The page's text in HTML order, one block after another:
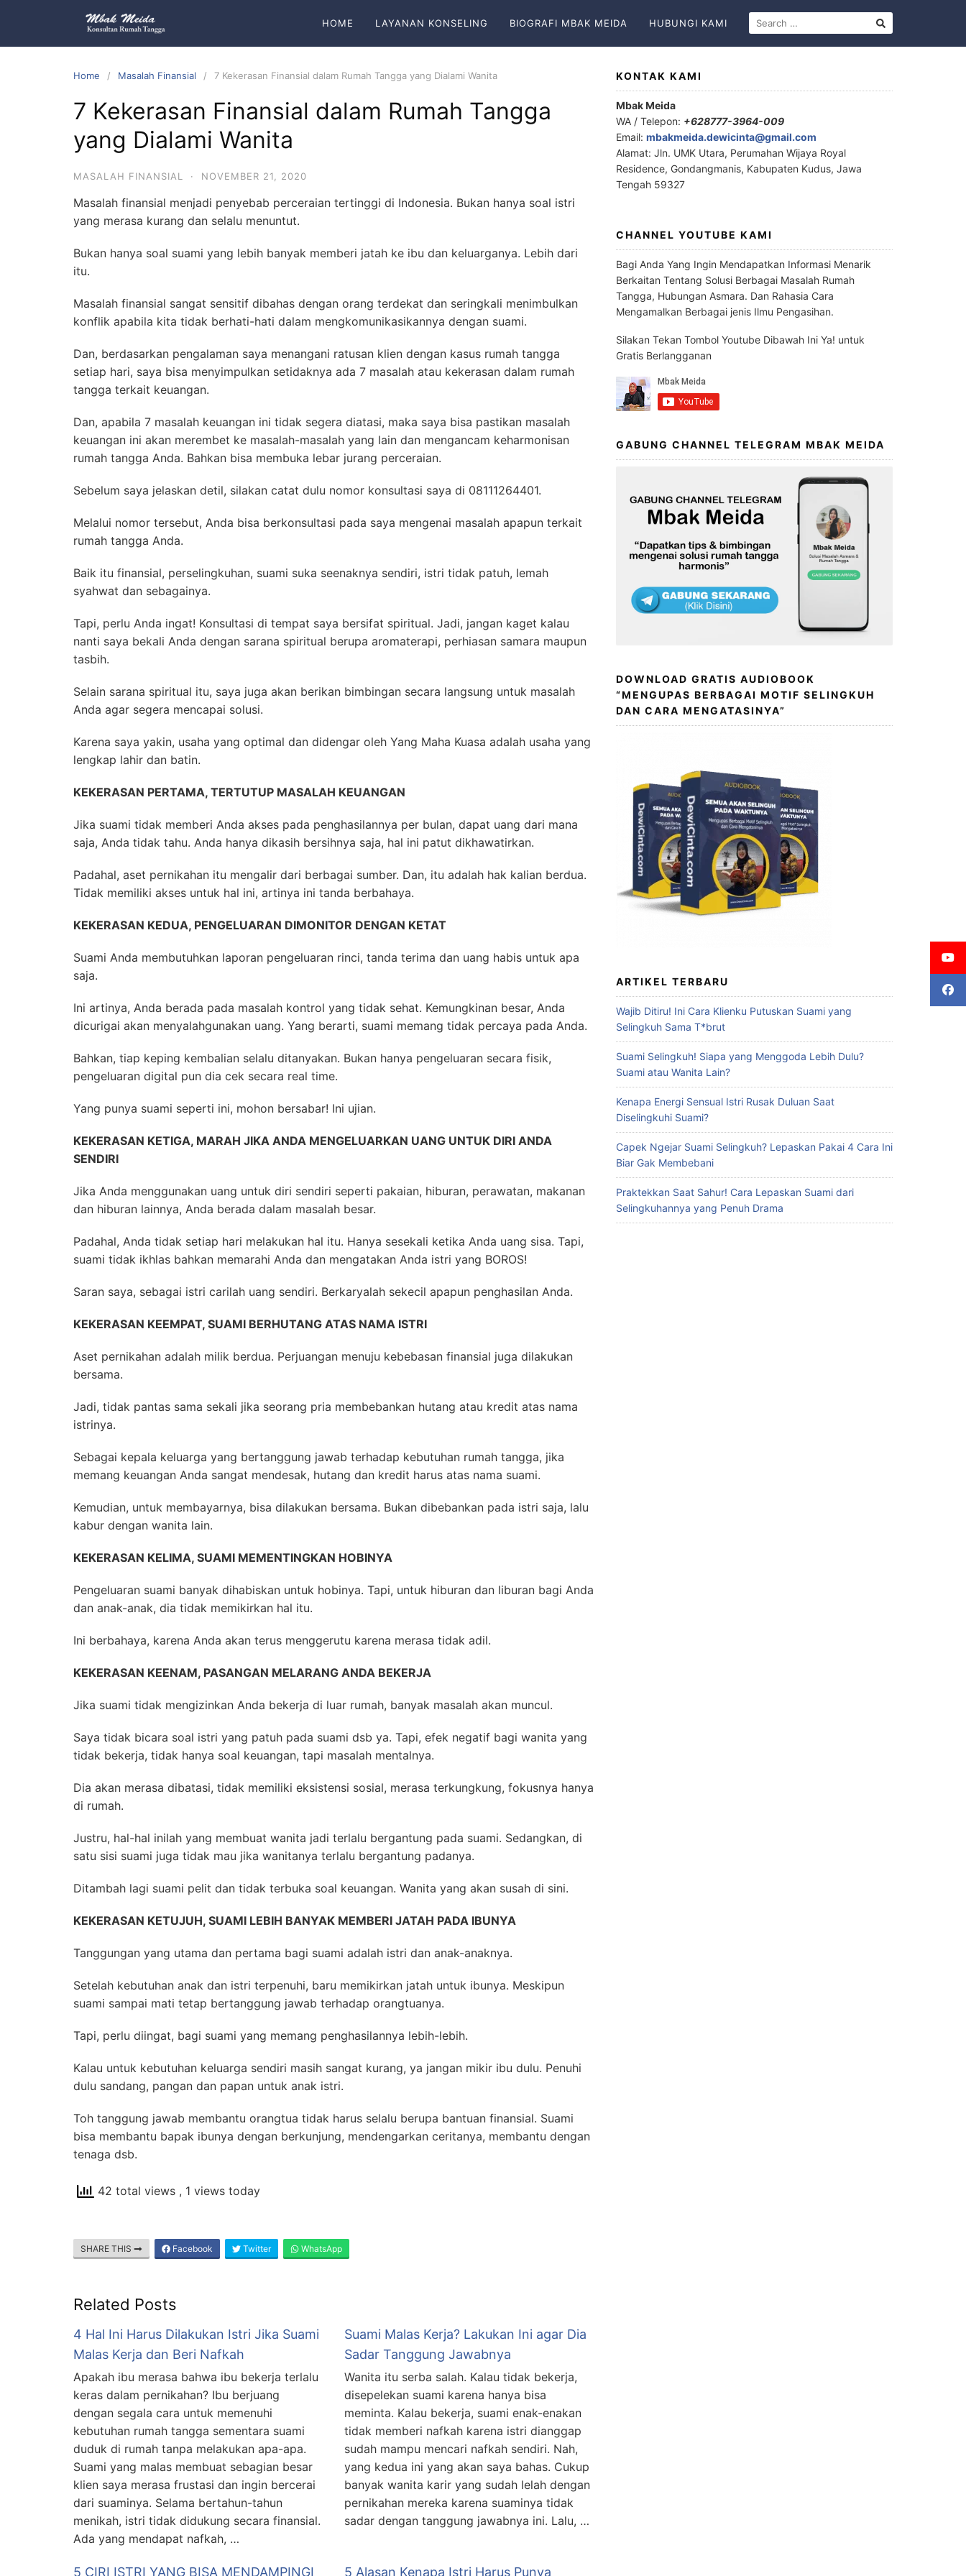
HOME LAYANAN KONSELING BIOGRAFI MBAK MEIDA HUBUNGI KAMI
Home Masalah Finansial 7 Kekerasan Finansial dalam Rumah Tangga yang Dialami Wanita
7 Kekerasan Finansial dalam Rumah Tangga
yang Dialami Wanita
MASALAH FINANSIAL · NOVEMBER 21, 2020
Masalah finansial menjadi penyebab perceraian tertinggi di Indonesia. Bukan hanya soal istri
yang merasa kurang dan selalu menuntut.
Bukan hanya soal suami yang lebih banyak memberi jatah ke ibu dan keluarganya. Lebih dari
itu.
Masalah finansial sangat sensitif dibahas dengan orang terdekat dan seringkali menimbulkan
konflik apabila kita tidak berhati-hati dalam mengkomunikasikannya dengan suami.
Dan, berdasarkan pengalaman saya menangani ratusan klien dengan kasus rumah tangga
setiap hari, saya bisa menyimpulkan setidaknya ada 7 masalah atau kekerasan dalam rumah
tangga terkait keuangan.
Dan, apabila 7 masalah keuangan ini tidak segera diatasi, maka saya bisa pastikan masalah
keuangan ini akan merembet ke masalah-masalah yang lain dan mengancam keharmonisan
rumah tangga Anda. Bahkan bisa membuka lebar jurang perceraian.
Sebelum saya jelaskan detil, silakan catat dulu nomor konsultasi saya di 08111264401.
Melalui nomor tersebut, Anda bisa berkonsultasi pada saya mengenai masalah apapun terkait
rumah tangga Anda.
Baik itu finansial, perselingkuhan, suami suka seenaknya sendiri, istri tidak patuh, lemah
syahwat dan sebagainya.
Tapi, perlu Anda ingat! Konsultasi di tempat saya bersifat spiritual. Jadi, jangan kaget kalau
nanti saya bekali Anda dengan sarana spiritual berupa aromaterapi, perhiasan samara maupun
tasbih.
Selain sarana spiritual itu, saya juga akan berikan bimbingan secara langsung untuk masalah
Anda agar segera mencapai solusi.
Karena saya yakin, usaha yang optimal dan didengar oleh Yang Maha Kuasa adalah usaha yang
lengkap lahir dan batin.
KEKERASAN PERTAMA, TERTUTUP MASALAH KEUANGAN
Jika suami tidak memberi Anda akses pada penghasilannya per bulan, dapat uang dari mana
saja, Anda tidak tahu. Anda hanya dikasih bersihnya saja, hal ini patut dikhawatirkan.
Padahal, aset pernikahan itu mengalir dari berbagai sumber. Dan, itu adalah hak kalian berdua.
Tidak memiliki akses untuk hal ini, artinya ini tanda berbahaya.
KEKERASAN KEDUA, PENGELUARAN DIMONITOR DENGAN KETAT
Suami Anda membutuhkan laporan pengeluaran rinci, tanda terima dan uang habis untuk apa
saja.
Ini artinya, Anda berada pada masalah kontrol yang tidak sehat. Kemungkinan besar, Anda
dicurigai akan menyalahgunakan uang. Yang berarti, suami memang tidak percaya pada Anda.
Bahkan, tiap keping kembalian selalu ditanyakan. Bukan hanya pengeluaran secara fisik,
pengeluaran digital pun dia cek secara real time.
Yang punya suami seperti ini, mohon bersabar! Ini ujian.
KEKERASAN KETIGA, MARAH JIKA ANDA MENGELUARKAN UANG UNTUK DIRI ANDA
SENDIRI
Jika Anda menggunakan uang untuk diri sendiri seperti pakaian, hiburan, perawatan, makanan
dan hiburan lainnya, Anda berada dalam masalah besar.
Padahal, Anda tidak setiap hari melakukan hal itu. Hanya sesekali ketika Anda uang sisa. Tapi,
suami tidak ikhlas bahkan memarahi Anda dan mengatakan Anda istri yang BOROS!
Saran saya, sebagai istri carilah uang sendiri. Berkaryalah sekecil apapun penghasilan Anda.
KEKERASAN KEEMPAT, SUAMI BERHUTANG ATAS NAMA ISTRI
Aset pernikahan adalah milik berdua. Perjuangan menuju kebebasan finansial juga dilakukan
bersama.
Jadi, tidak pantas sama sekali jika seorang pria membebankan hutang atau kredit atas nama
istrinya.
Sebagai kepala keluarga yang bertanggung jawab terhadap kebutuhan rumah tangga, jika
memang keuangan Anda sangat mendesak, hutang dan kredit harus atas nama suami.
Kemudian, untuk membayarnya, bisa dilakukan bersama. Bukan dibebankan pada istri saja, lalu
kabur dengan wanita lain.
KEKERASAN KELIMA, SUAMI MEMENTINGKAN HOBINYA
Pengeluaran suami banyak dihabiskan untuk hobinya. Tapi, untuk hiburan dan liburan bagi Anda
dan anak-anak, dia tidak memikirkan hal itu.
Ini berbahaya, karena Anda akan terus menggerutu karena merasa tidak adil.
KEKERASAN KEENAM, PASANGAN MELARANG ANDA BEKERJA
Jika suami tidak mengizinkan Anda bekerja di luar rumah, banyak masalah akan muncul.
Saya tidak bicara soal istri yang patuh pada suami dsb ya. Tapi, efek negatif bagi wanita yang
tidak bekerja, tidak hanya soal keuangan, tapi masalah mentalnya.
Dia akan merasa dibatasi, tidak memiliki eksistensi sosial, merasa terkungkung, fokusnya hanya
di rumah.
Justru, hal-hal inilah yang membuat wanita jadi terlalu bergantung pada suami. Sedangkan, di
satu sisi suami juga tidak mau jika wanitanya terlalu bergantung padanya.
Ditambah lagi suami pelit dan tidak terbuka soal keuangan. Wanita yang akan susah di sini.
KEKERASAN KETUJUH, SUAMI LEBIH BANYAK MEMBERI JATAH PADA IBUNYA
Tanggungan yang utama dan pertama bagi suami adalah istri dan anak-anaknya.
Setelah kebutuhan anak dan istri terpenuhi, baru memikirkan jatah untuk ibunya. Meskipun
suami sampai mati tetap bertanggung jawab terhadap orangtuanya.
Tapi, perlu diingat, bagi suami yang memang penghasilannya lebih-lebih.
Kalau untuk kebutuhan keluarga sendiri masih sangat kurang, ya jangan mikir ibu dulu. Penuhi
dulu sandang, pangan dan papan untuk anak istri.
Toh tanggung jawab membantu orangtua tidak harus selalu berupa bantuan finansial. Suami
bisa membantu bapak ibunya dengan berkunjung, mendengarkan ceritanya, membantu dengan
tenaga dsb.
42 total views , 1 views today
SHARE THIS Facebook Twitter WhatsApp
Related Posts
4 Hal Ini Harus Dilakukan Istri Jika Suami
Malas Kerja dan Beri Nafkah
Apakah ibu merasa bahwa ibu bekerja terlalu
keras dalam pernikahan? Ibu berjuang
dengan segala cara untuk memenuhi
kebutuhan rumah tangga sementara suami
duduk di rumah tanpa melakukan apa-apa.
Suami yang malas membuat sebagian besar
klien saya merasa frustasi dan ingin bercerai
dari suaminya. Selama bertahun-tahun
menikah, istri tidak didukung secara finansial.
Ada yang mendapat nafkah, …
Suami Malas Kerja? Lakukan Ini agar Dia
Sadar Tanggung Jawabnya
Wanita itu serba salah. Kalau tidak bekerja,
disepelekan suami karena hanya bisa
meminta. Kalau bekerja, suami enak-enakan
tidak memberi nafkah karena istri dianggap
sudah mampu mencari nafkah sendiri. Nah,
yang kedua ini yang akan saya bahas. Cukup
banyak wanita karir yang sudah lelah dengan
pernikahan mereka karena suaminya tidak
sadar dengan tanggung jawabnya ini. Lalu, …
5 CIRI ISTRI YANG BISA MENDAMPINGI 5 Alasan Kenapa Istri Harus Punya
KONTAK KAMI
Mbak Meida
WA / Telepon: +628777-3964-009
Email: mbakmeida.dewicinta@gmail.com
Alamat: Jln. UMK Utara, Perumahan Wijaya Royal
Residence, Gondangmanis, Kabupaten Kudus, Jawa
Tengah 59327
CHANNEL YOUTUBE KAMI
Bagi Anda Yang Ingin Mendapatkan Informasi Menarik
Berkaitan Tentang Solusi Berbagai Masalah Rumah
Tangga, Hubungan Asmara. Dan Rahasia Cara
Mengamalkan Berbagai jenis Ilmu Pengasihan.
Silakan Tekan Tombol Youtube Dibawah Ini Ya! untuk
Gratis Berlangganan
GABUNG CHANNEL TELEGRAM MBAK MEIDA
DOWNLOAD GRATIS AUDIOBOOK
“MENGUPAS BERBAGAI MOTIF SELINGKUH
DAN CARA MENGATASINYA”
ARTIKEL TERBARU
Wajib Ditiru! Ini Cara Klienku Putuskan Suami yang
Selingkuh Sama T*brut
Suami Selingkuh! Siapa yang Menggoda Lebih Dulu?
Suami atau Wanita Lain?
Kenapa Energi Sensual Istri Rusak Duluan Saat
Diselingkuhi Suami?
Capek Ngejar Suami Selingkuh? Lepaskan Pakai 4 Cara Ini
Biar Gak Membebani
Praktekkan Saat Sahur! Cara Lepaskan Suami dari
Selingkuhannya yang Penuh Drama